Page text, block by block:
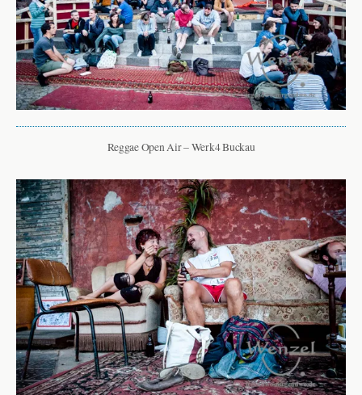
Reggae Open Air – Werk4 Buckau